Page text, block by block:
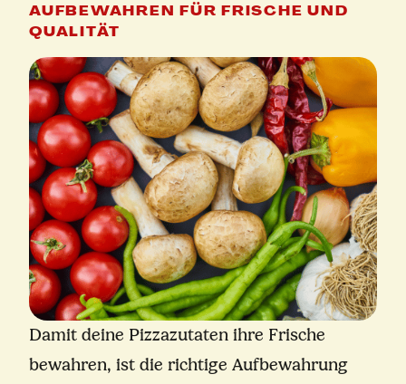
AUFBEWAHREN FÜR FRISCHE UND
QUALITÄT
Damit deine Pizzazutaten ihre Frische
bewahren, ist die richtige Aufbewahrung